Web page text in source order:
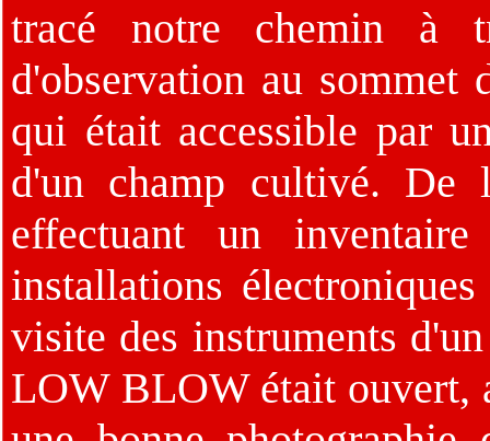
tracé notre chemin à
d'observation au sommet
qui était accessible par
d'un champ cultivé. De
effectuant un
installations
visite des instruments
LOW BLOW était ouvert,